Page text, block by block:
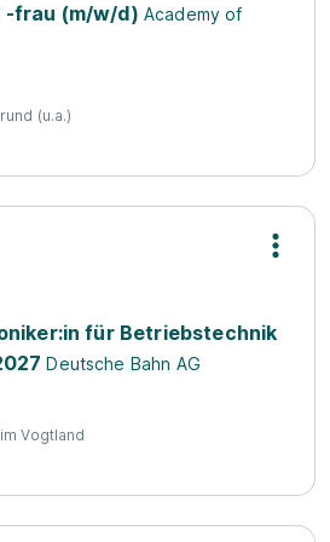
-frau (m/w/d) Academy of
(u.a.)
für Betriebstechnik
Deutsche Bahn AG
Vogtland